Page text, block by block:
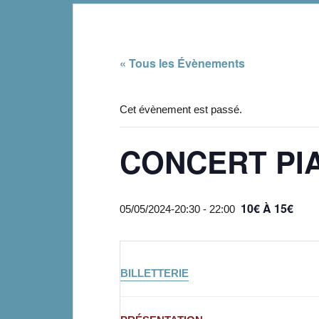
« Tous les Évènements
Cet évènement est passé.
CONCERT
05/05/2024-20:30 - 22:00 10€ À 15€
BILLETTERIE